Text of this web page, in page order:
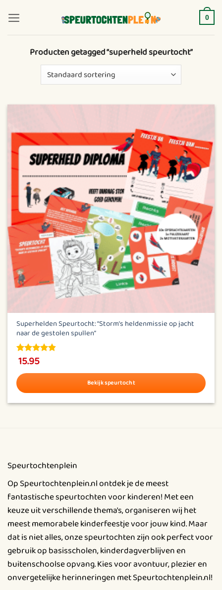
naar
inhoud
0
Producten getagged “superheld speurtocht”
Superhelden Speurtocht: “Storm’s heldenmissie op jacht
naar de gestolen spullen”
4.83out of
15.95
Bekijk speurtocht
optie
kan
gekozen
worden
op
de
productpagina
Speurtochtenplein
Op Speurtochtenplein.nl ontdek je de meest
fantastische speurtochten voor kinderen! Met een
keuze uit verschillende thema's, organiseren wij het
meest memorabele kinderfeestje voor jouw kind. Maar
dat is niet alles, onze speurtochten zijn ook perfect voor
gebruik op basisscholen, kinderdagverblijven en
buitenschoolse opvang. Kies voor avontuur, plezier en
onvergetelijke herinneringen met Speurtochtenplein.nl!